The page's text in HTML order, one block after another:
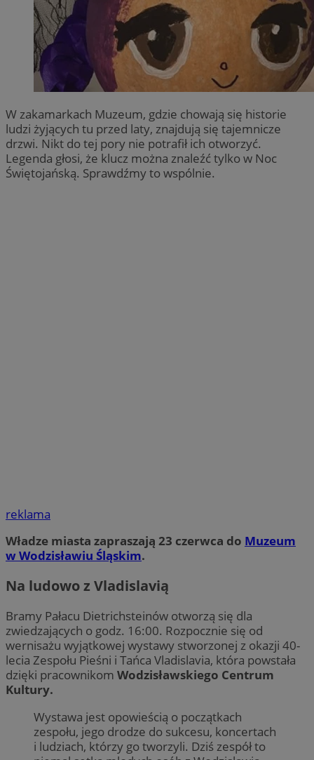
W zakamarkach Muzeum, gdzie chowają się historie
ludzi żyjących tu przed laty, znajdują się tajemnicze
drzwi. Nikt do tej pory nie potrafił ich otworzyć.
Legenda głosi, że klucz można znaleźć tylko w Noc
Świętojańską. Sprawdźmy to wspólnie.
reklama
Władze miasta zapraszają 23 czerwca do Muzeum
w Wodzisławiu Śląskim.
Na ludowo z Vladislavią
Bramy Pałacu Dietrichsteinów otworzą się dla
zwiedzających o godz. 16:00. ­­Rozpocznie się od
wernisażu wyjątkowej wystawy stworzonej z okazji 40-
lecia Zespołu Pieśni i Tańca Vladislavia, która powstała
dzięki pracownikom Wodzisławskiego Centrum
Kultury.
Wystawa jest opowieścią o początkach
zespołu, jego drodze do sukcesu, koncertach
i ludziach, którzy go tworzyli. Dziś zespół to